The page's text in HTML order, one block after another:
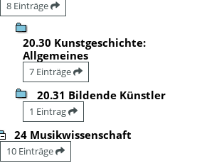
8 Einträge
20.30 Kunstgeschichte:
Allgemeines
7 Einträge
20.31 Bildende Künstler
1 Eintrag
24 Musikwissenschaft
10 Einträge